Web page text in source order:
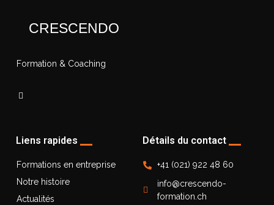
CRESCENDO
Formation & Coaching
Liens rapides
Formations en entreprise
Notre histoire
Actualités
Détails du contact
+41 (021) 922 48 60
info@crescendo-
formation.ch